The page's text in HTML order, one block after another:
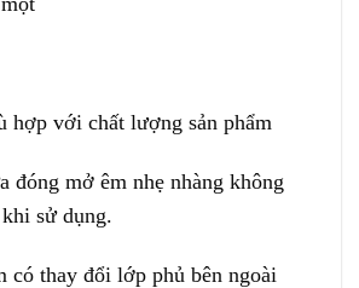
hợp với chất lượng sản phẩm
đóng mở êm nhẹ nhàng không
sử dụng.
có thay đổi lớp phủ bên ngoài